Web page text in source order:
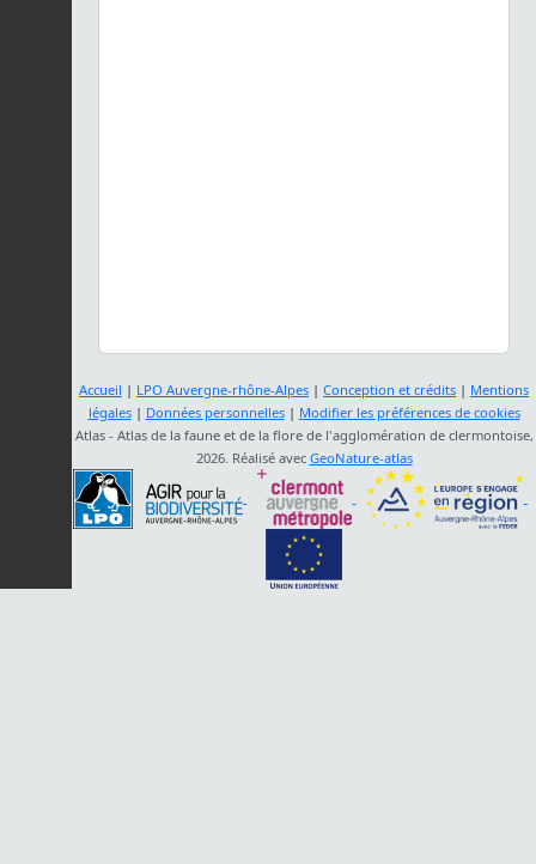
Accueil | LPO Auvergne-rhône-Alpes | Conception et crédits | Mentions
légales| Données personnelles| Modifier les préférences de cookies
Atlas - Atlas de la faune et de la flore de l'agglomération de clermontoise,
2026. Réalisé avec GeoNature-atlas